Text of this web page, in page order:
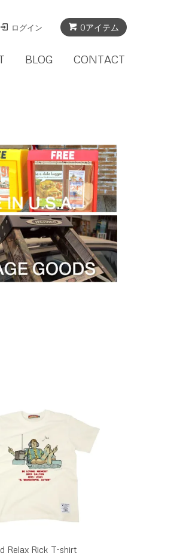
0アイテム
ログイン
BLOG CONTACT
Relax Rick T-shirt